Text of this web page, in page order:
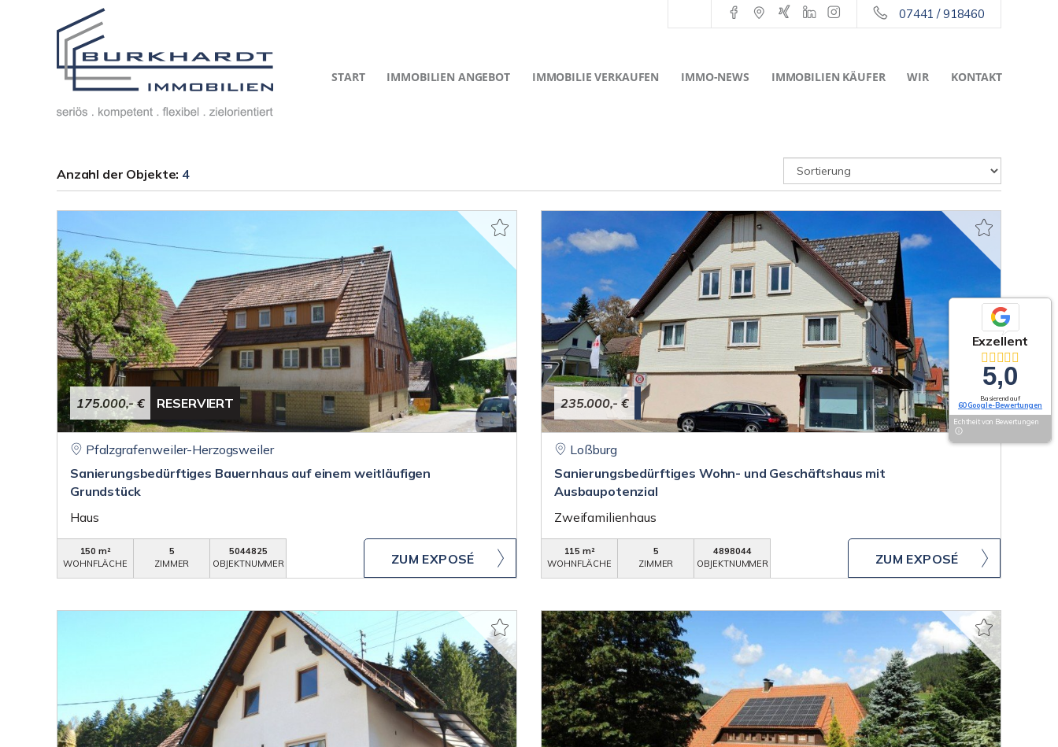
07441 / 918460
START IMMOBILIEN ANGEBOT IMMOBILIE VERKAUFEN IMMO-NEWS IMMOBILIEN KÄUFER WIR KONTAKT
Anzahl der Objekte: 4
175.000,- € RESERVIERT
Pfalzgrafenweiler-Herzogsweiler
Sanierungsbedürftiges Bauernhaus auf einem weitläufigen
Grundstück
Haus
150 m²
WOHNFLÄCHE
5
ZIMMER
5044825
OBJEKTNUMMER
ZUM EXPOSÉ
235.000,- €
Loßburg
Sanierungsbedürftiges Wohn- und Geschäftshaus mit
Ausbaupotenzial
Zweifamilienhaus
115 m²
WOHNFLÄCHE
5
ZIMMER
4898044
OBJEKTNUMMER
ZUM EXPOSÉ
Exzellent
5,0
Basierend auf
60 Google-Bewertungen
Echtheit von Bewertungen